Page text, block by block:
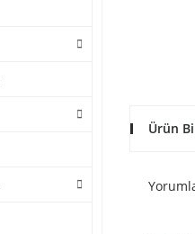
Ürün